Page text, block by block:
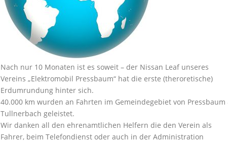
Nach nur 10 Monaten ist es soweit – der Nissan Leaf unseres
Vereins „Elektromobil Pressbaum“ hat die erste (theroretische)
Erdumrundung hinter sich.
40.000 km wurden an Fahrten im Gemeindegebiet von Pressbaum
Tullnerbach geleistet.
Wir danken all den ehrenamtlichen Helfern die den Verein als
Fahrer, beim Telefondienst oder auch in der Administration